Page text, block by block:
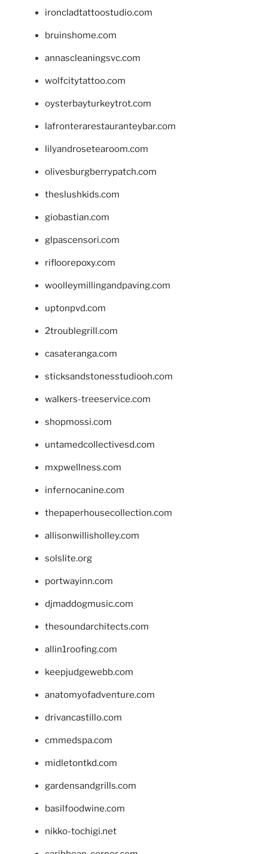
ironcladtattoostudio.com
bruinshome.com
annascleaningsvc.com
wolfcitytattoo.com
oysterbayturkeytrot.com
lafronterarestauranteybar.com
lilyandrosetearoom.com
olivesburgberrypatch.com
theslushkids.com
giobastian.com
glpascensori.com
rifloorepoxy.com
woolleymillingandpaving.com
uptonpvd.com
2troublegrill.com
casateranga.com
sticksandstonesstudiooh.com
walkers-treeservice.com
shopmossi.com
untamedcollectivesd.com
mxpwellness.com
infernocanine.com
thepaperhousecollection.com
allisonwillisholley.com
solslite.org
portwayinn.com
djmaddogmusic.com
thesoundarchitects.com
allin1roofing.com
keepjudgewebb.com
anatomyofadventure.com
drivancastillo.com
cmmedspa.com
midletontkd.com
gardensandgrills.com
basilfoodwine.com
nikko-tochigi.net